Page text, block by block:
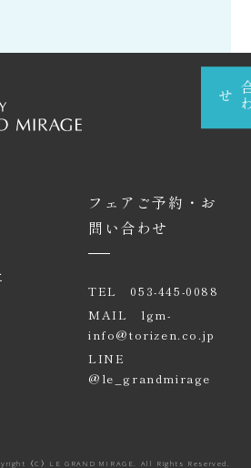
バーサリーケーキ
利用のお問い合わせ
せ
フェアご予約・お
問い合わせ
TEL 053-445-0088
MAIL lgm-
info@torizen.co.jp
LINE
@le_grandmirage
（C）LE GRAND MIRAGE. All Rights Reserved.